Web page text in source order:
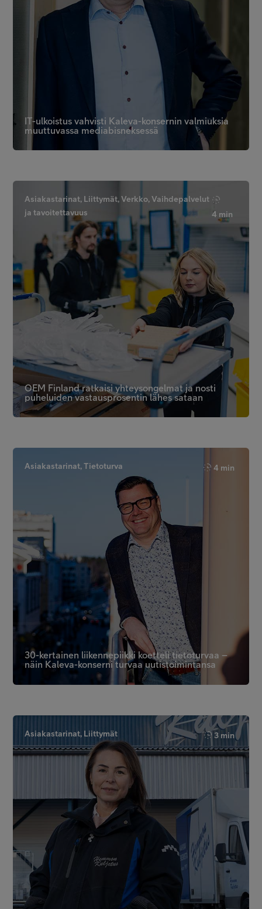
IT-ulkoistus vahvisti Kaleva-konsernin valmiuksia
muuttuvassa mediabisneksessä
Asiakastarinat, Liittymät, Verkko, Vaihdepalvelut
ja tavoitettavuus
4 min
OEM Finland ratkaisi yhteysongelmat ja nosti
puheluiden vastausprosentin lähes sataan
Asiakastarinat, Tietoturva 4 min
30-kertainen liikennepiikki koetteli tietoturvaa –
näin Kaleva-konserni turvaa uutistoimintansa
Asiakastarinat, Liittymät 3 min